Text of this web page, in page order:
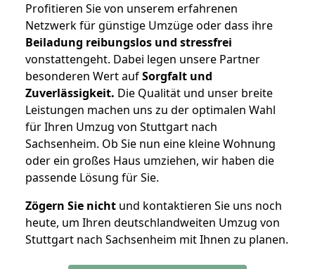
Profitieren Sie von unserem erfahrenen
Netzwerk für günstige Umzüge oder dass ihre
Beiladung reibungslos und stressfrei
vonstattengeht. Dabei legen unsere Partner
besonderen Wert aufSorgfalt und
Zuverlässigkeit. Die Qualität und unser breite
Leistungen machen uns zu der optimalen Wahl
für Ihren Umzug von Stuttgart nach
Sachsenheim. Ob Sie nun eine kleine Wohnung
oder ein großes Haus umziehen, wir haben die
passende Lösung für Sie.
Zögern Sie nicht und kontaktieren Sie uns noch
heute, um Ihren deutschlandweiten Umzug von
Stuttgart nach Sachsenheim mit Ihnen zu planen.